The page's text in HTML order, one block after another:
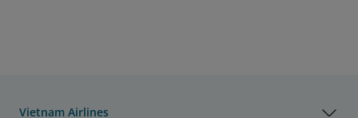
Vietnam Airlines